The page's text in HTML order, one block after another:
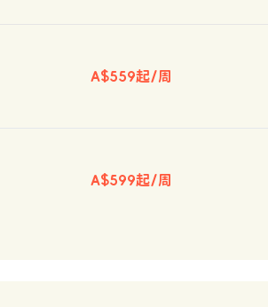
A$559起/周
A$599起/周